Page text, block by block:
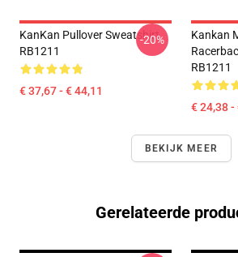
KanKan Pullover Sweatshirt
RB1211
€ 37,67 - € 44,11
-20%
Kankan
RB1211
€ 24,38 -
BEKIJK MEER
Gerelateerde